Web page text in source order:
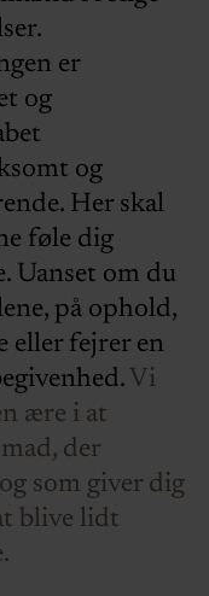
er
og
og
Her skal
føle dig
Uanset om du
på ophold,
eller fejrer en
Vi
ære i at
der
som giver dig
blive lidt